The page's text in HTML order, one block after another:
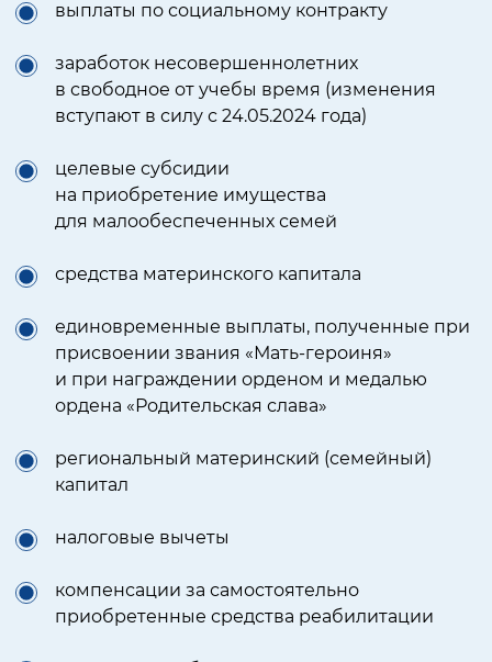
выплаты по социальному контракту
заработок несовершеннолетних
в свободное от учебы время (изменения
вступают в силу с 24.05.2024 года)
целевые субсидии
на приобретение имущества
для малообеспеченных семей
средства материнского капитала
единовременные выплаты, полученные при
присвоении звания «Мать-героиня»
и при награждении орденом и медалью
ордена «Родительская слава»
региональный материнский (семейный)
капитал
налоговые вычеты
компенсации за самостоятельно
приобретенные средства реабилитации